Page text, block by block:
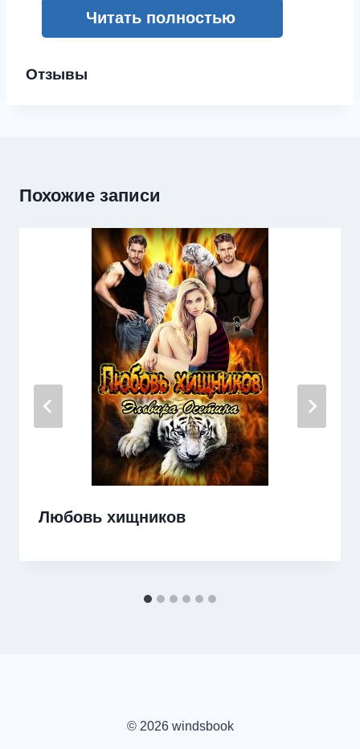
Читать полностью
Отзывы
Похожие записи
Любовь хищников
© 2026 windsbook